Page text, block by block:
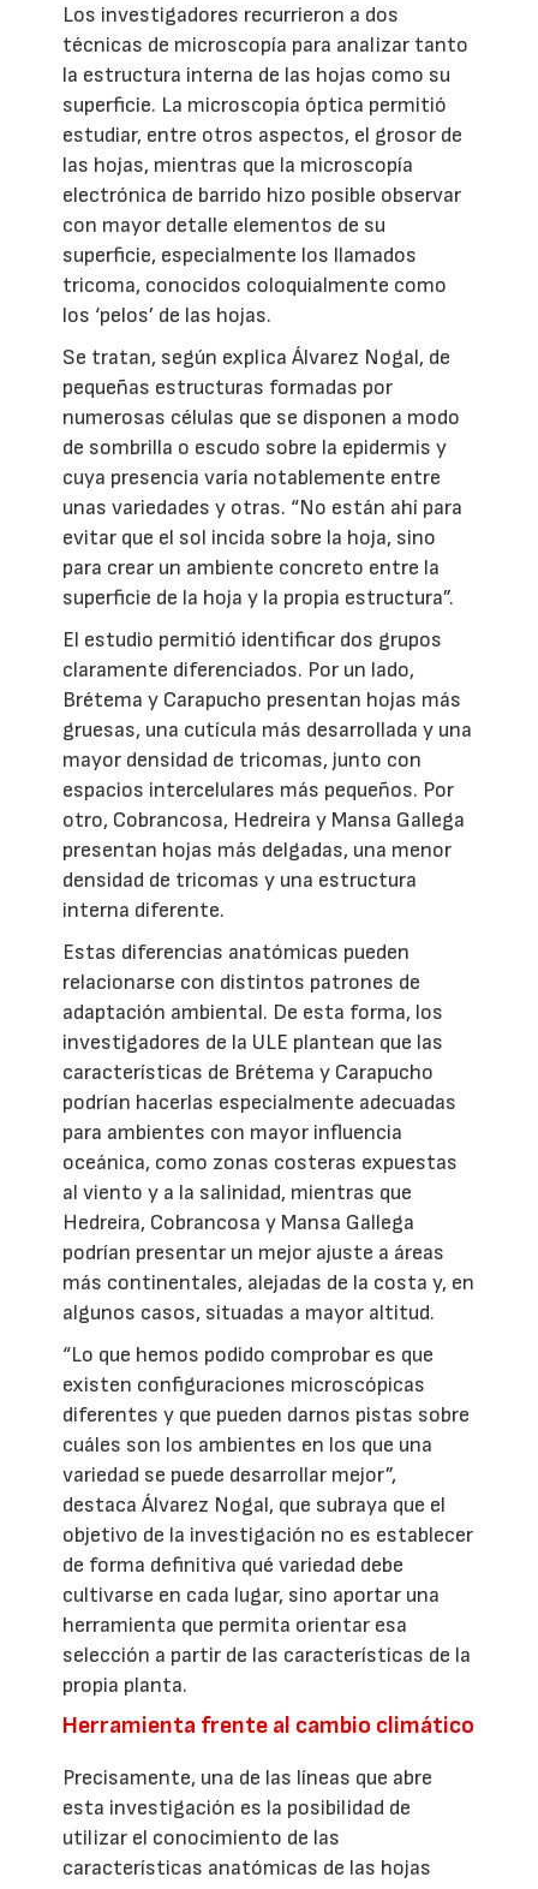
Los investigadores recurrieron a dos
técnicas de microscopía para analizar tanto
la estructura interna de las hojas como su
superficie. La microscopía óptica permitió
estudiar, entre otros aspectos, el grosor de
las hojas, mientras que la microscopía
electrónica de barrido hizo posible observar
con mayor detalle elementos de su
superficie, especialmente los llamados
tricoma, conocidos coloquialmente como
los ‘pelos’ de las hojas.
Se tratan, según explica Álvarez Nogal, de
pequeñas estructuras formadas por
numerosas células que se disponen a modo
de sombrilla o escudo sobre la epidermis y
cuya presencia varía notablemente entre
unas variedades y otras. “No están ahí para
evitar que el sol incida sobre la hoja, sino
para crear un ambiente concreto entre la
superficie de la hoja y la propia estructura”.
El estudio permitió identificar dos grupos
claramente diferenciados. Por un lado,
Brétema y Carapucho presentan hojas más
gruesas, una cutícula más desarrollada y una
mayor densidad de tricomas, junto con
espacios intercelulares más pequeños. Por
otro, Cobrancosa, Hedreira y Mansa Gallega
presentan hojas más delgadas, una menor
densidad de tricomas y una estructura
interna diferente.
Estas diferencias anatómicas pueden
relacionarse con distintos patrones de
adaptación ambiental. De esta forma, los
investigadores de la ULE plantean que las
características de Brétema y Carapucho
podrían hacerlas especialmente adecuadas
para ambientes con mayor influencia
oceánica, como zonas costeras expuestas
al viento y a la salinidad, mientras que
Hedreira, Cobrancosa y Mansa Gallega
podrían presentar un mejor ajuste a áreas
más continentales, alejadas de la costa y, en
algunos casos, situadas a mayor altitud.
“Lo que hemos podido comprobar es que
existen configuraciones microscópicas
diferentes y que pueden darnos pistas sobre
cuáles son los ambientes en los que una
variedad se puede desarrollar mejor”,
destaca Álvarez Nogal, que subraya que el
objetivo de la investigación no es establecer
de forma definitiva qué variedad debe
cultivarse en cada lugar, sino aportar una
herramienta que permita orientar esa
selección a partir de las características de la
propia planta.
Herramienta frente al cambio climático
Precisamente, una de las líneas que abre
esta investigación es la posibilidad de
utilizar el conocimiento de las
características anatómicas de las hojas